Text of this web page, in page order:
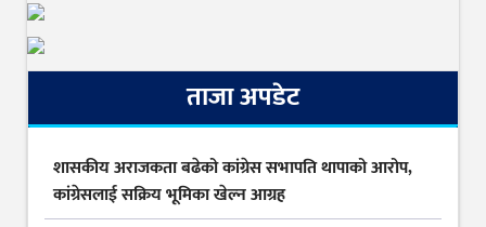
ताजा अपडेट
शासकीय अराजकता बढेको कांग्रेस सभापति थापाको आरोप,
कांग्रेसलाई सक्रिय भूमिका खेल्न आग्रह